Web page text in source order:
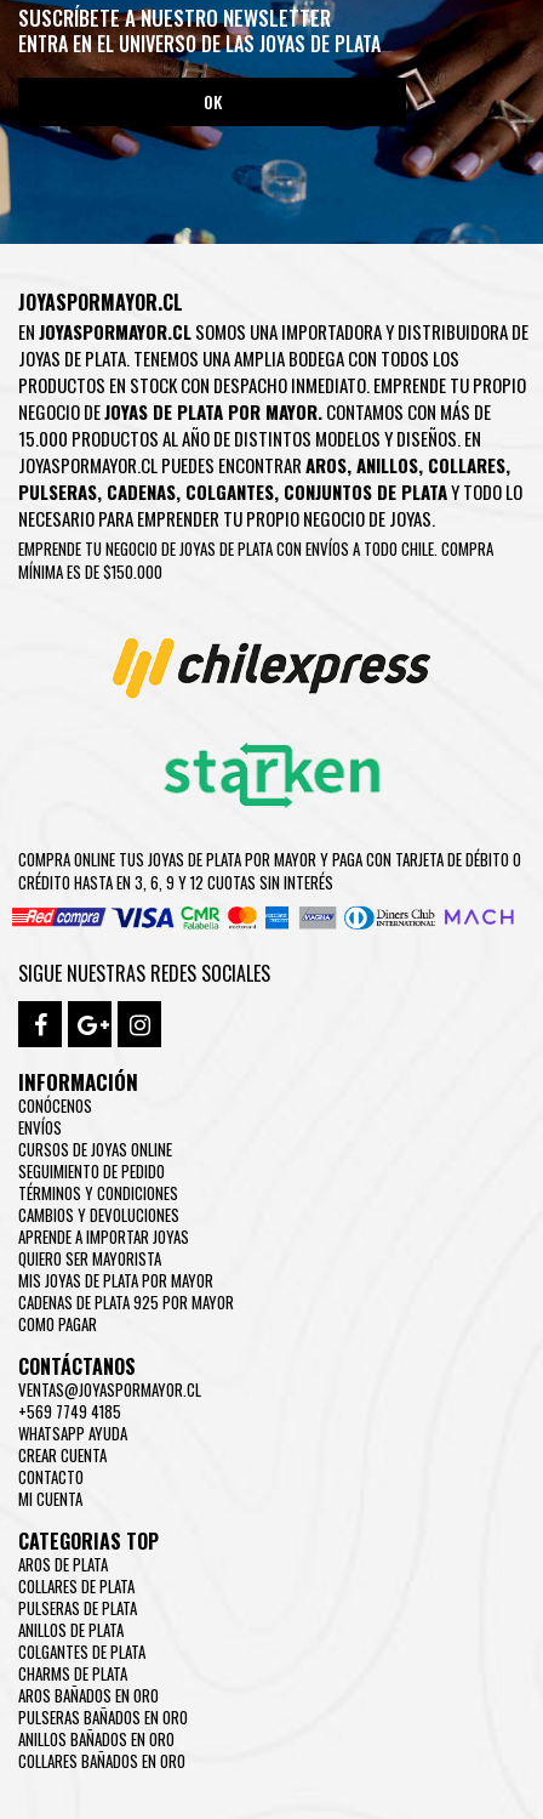
SUSCRÍBETE A NUESTRO NEWSLETTER
ENTRA EN EL UNIVERSO DE LAS JOYAS DE PLATA
JOYASPORMAYOR.CL
ENJOYASPORMAYOR.CLSOMOS UNA IMPORTADORA Y DISTRIBUIDORA DE
JOYAS DE PLATA. TENEMOS UNA AMPLIA BODEGA CON TODOS LOS
PRODUCTOS EN STOCK CON DESPACHO INMEDIATO. EMPRENDE TU PROPIO
NEGOCIO DEJOYAS DE PLATA POR MAYOR.CONTAMOS CON MÁS DE
15.000 PRODUCTOS AL AÑO DE DISTINTOS MODELOS Y DISEÑOS. EN
JOYASPORMAYOR.CL PUEDES ENCONTRARAROS,ANILLOS, COLLARES,
PULSERAS, CADENAS, COLGANTES, CONJUNTOS DE PLATAY TODO LO
NECESARIO PARA EMPRENDER TU PROPIO NEGOCIO DE JOYAS.
EMPRENDE TU NEGOCIO DE JOYAS DE PLATA CON ENVÍOS A TODO CHILE. COMPRA
MÍNIMA ES DE $150.000
COMPRA ONLINE TUS JOYAS DE PLATA POR MAYOR Y PAGA CON TARJETA DE DÉBITO O
CRÉDITO HASTA EN 3, 6, 9 Y 12 CUOTAS SIN INTERÉS
SIGUE NUESTRAS REDES SOCIALES
INFORMACIÓN
CONÓCENOS
ENVÍOS
CURSOS DE JOYAS ONLINE
SEGUIMIENTO DE PEDIDO
TÉRMINOS Y CONDICIONES
CAMBIOS Y DEVOLUCIONES
APRENDE A IMPORTAR JOYAS
QUIERO SER MAYORISTA
MIS JOYAS DE PLATA POR MAYOR
CADENAS DE PLATA 925 POR MAYOR
COMO PAGAR
CONTÁCTANOS
VENTAS@JOYASPORMAYOR.CL
+569 7749 4185
WHATSAPP AYUDA
CREAR CUENTA
CONTACTO
MI CUENTA
CATEGORIAS TOP
AROS DE PLATA
COLLARES DE PLATA
PULSERAS DE PLATA
ANILLOS DE PLATA
COLGANTES DE PLATA
CHARMS DE PLATA
AROS BAÑADOS EN ORO
PULSERAS BAÑADOS EN ORO
ANILLOS BAÑADOS EN ORO
COLLARES BAÑADOS EN ORO